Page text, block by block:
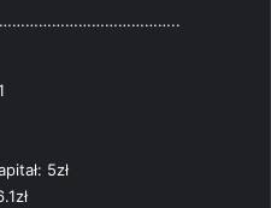
5zł